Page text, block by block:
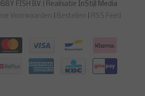
FISH BV | Realisatie InStijl Media
Voorwaarden Bestellen RSS Feed